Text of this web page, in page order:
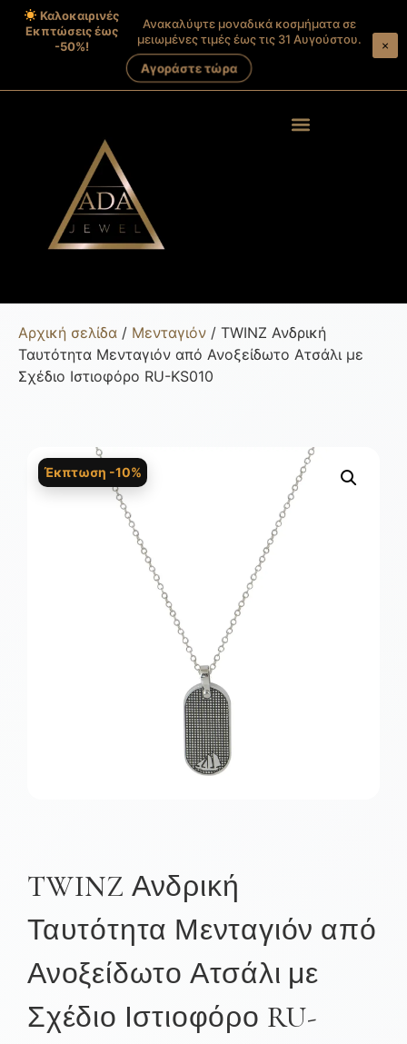
Καλοκαιρινές
Εκπτώσεις έως
-50%!
Ανακαλύψτε μοναδικά κοσμήματα σε
μειωμένες τιμές έως τις 31 Αυγούστου.
Αγοράστε τώρα
×
Αρχική σελίδα / Μενταγιόν / TWINZ Ανδρική
Ταυτότητα Μενταγιόν από Ανοξείδωτο Ατσάλι με
Σχέδιο Ιστιοφόρο RU-KS010
Έκπτωση -10%
TWINZ Ανδρική
Ταυτότητα Μενταγιόν από
Ανοξείδωτο Ατσάλι με
Σχέδιο Ιστιοφόρο RU-